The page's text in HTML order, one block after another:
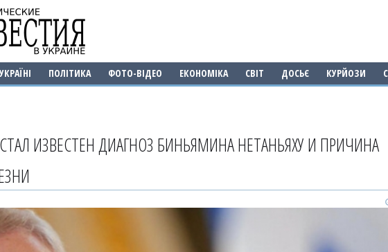
ПОЛІТИКА ФОТО-ВІДЕО ЕКОНОМІКА СВІТ ДОСЬЄ КУРЙОЗИ
СТАЛ ИЗВЕСТЕН ДИАГНОЗ БИНЬЯМИНА НЕТАНЬЯХУ И ПРИЧИНА